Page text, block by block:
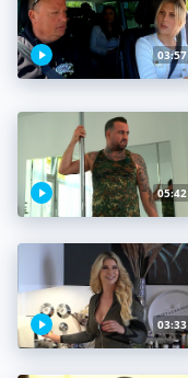
03:57
05:42
03:33